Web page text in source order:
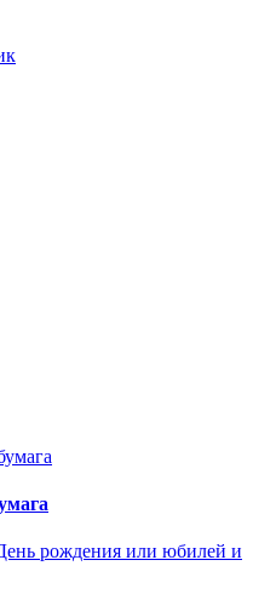
рождения или юбилей и